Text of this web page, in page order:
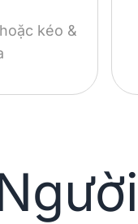
kéo &